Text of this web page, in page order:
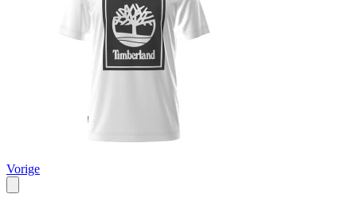
Vorige